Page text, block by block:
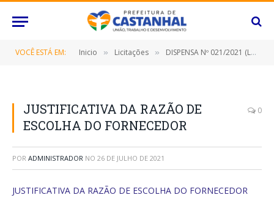
VOCÊ ESTÁ EM: Inicio » Licitações » DISPENSA Nº 021/2021 (LOCAÇÃO DE IMÓVEL)
JUSTIFICATIVA DA RAZÃO DE
ESCOLHA DO FORNECEDOR
0
POR ADMINISTRADOR NO 26 DE JULHO DE 2021
JUSTIFICATIVA DA RAZÃO DE ESCOLHA DO FORNECEDOR